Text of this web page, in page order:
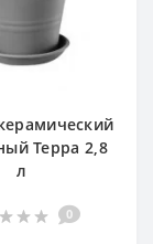
Терра 2,8
л
0